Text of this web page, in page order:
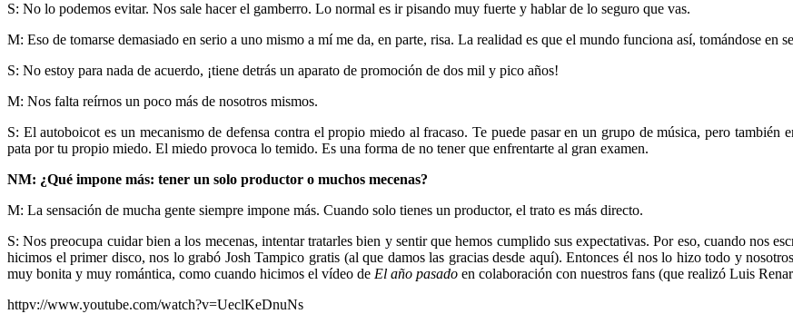
S: No lo podemos evitar. Nos sale hacer el gamberro. Lo normal es ir pisando muy fuerte y hablar de lo seguro que vas.
M: Eso de tomarse demasiado en serio a uno mismo a mí me da, en parte, risa. La realidad es que el mundo funciona así, tomándose en
S: No estoy para nada de acuerdo, ¡tiene detrás un aparato de promoción de dos mil y pico años!
M: Nos falta reírnos un poco más de nosotros mismos.
S: El autoboicot es un mecanismo de defensa contra el propio miedo al fracaso. Te puede pasar en un grupo de música, pero también
pata por tu propio miedo. El miedo provoca lo temido. Es una forma de no tener que enfrentarte al gran examen.
NM: ¿Qué impone más: tener un solo productor o muchos mecenas?
M: La sensación de mucha gente siempre impone más. Cuando solo tienes un productor, el trato es más directo.
S: Nos preocupa cuidar bien a los mecenas, intentar tratarles bien y sentir que hemos cumplido sus expectativas. Por eso, cuando nos
hicimos el primer disco, nos lo grabó Josh Tampico gratis (al que damos las gracias desde aquí). Entonces él nos lo hizo todo y
muy bonita y muy romántica, como cuando hicimos el vídeo de El año pasado en colaboración con nuestros fans (que realizó Luis
httpv://www.youtube.com/watch?v=UeclKeDnuNs